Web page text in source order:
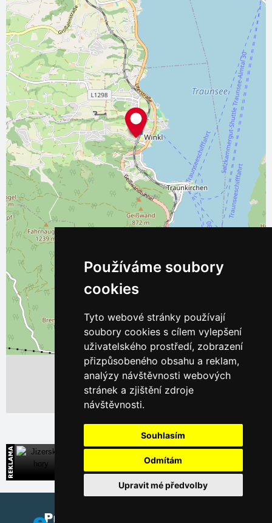
Používáme soubory
cookies
Tyto webové stránky používají
soubory cookies s cílem vylepšení
uživatelského prostředí, zobrazení
přizpůsobeného obsahu a reklam,
analýzy návštěvnosti webových
stránek a zjištění zdroje
návštěvnosti.
Souhlasím
Odmítám
Upravit mé předvolby
Jizerské hory